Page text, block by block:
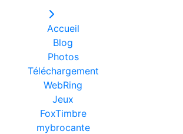
Accueil
Blog
Photos
Téléchargement
WebRing
Jeux
FoxTimbre
mybrocante